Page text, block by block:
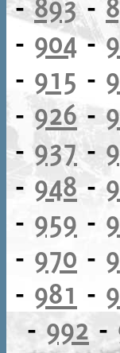
- 904-
- 915 -
- 926-
-937-
- 948-
- 959 -
- 970 -
- 981 -
- 992 -